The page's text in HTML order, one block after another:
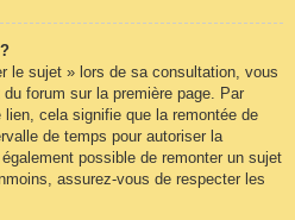
le sujet » lors de sa consultation, vous
forum sur la première page. Par
cela signifie que la remontée de
de temps pour autoriser la
possible de remonter un sujet
assurez-vous de respecter les